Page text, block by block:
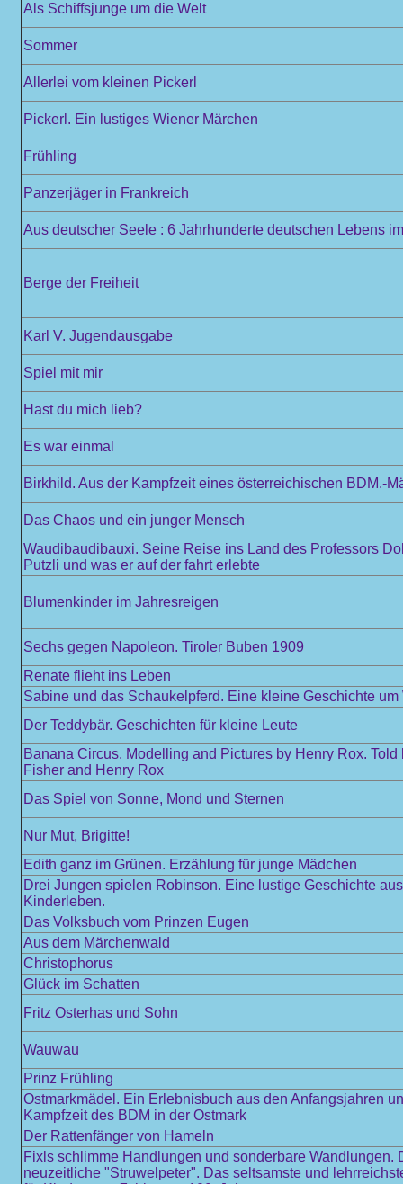
Als Schiffsjunge um die Welt
Sommer
Allerlei vom kleinen Pickerl
Pickerl. Ein lustiges Wiener Märchen
Frühling
Panzerjäger in Frankreich
Aus deutscher Seele : 6 Jahrhunderte deutschen Lebens
Berge der Freiheit
Karl V. Jugendausgabe
Spiel mit mir
Hast du mich lieb?
Es war einmal
Birkhild. Aus der Kampfzeit eines österreichischen BDM.-
Das Chaos und ein junger Mensch
Waudibaudibauxi. Seine Reise ins Land des Professors
Putzli und was er auf der fahrt erlebte
Blumenkinder im Jahresreigen
Sechs gegen Napoleon. Tiroler Buben 1909
Renate flieht ins Leben
Sabine und das Schaukelpferd. Eine kleine Geschichte
Der Teddybär. Geschichten für kleine Leute
Banana Circus. Modelling and Pictures by Henry Rox. Told
Fisher and Henry Rox
Das Spiel von Sonne, Mond und Sternen
Nur Mut, Brigitte!
Edith ganz im Grünen. Erzählung für junge Mädchen
Drei Jungen spielen Robinson. Eine lustige Geschichte
Kinderleben.
Das Volksbuch vom Prinzen Eugen
Aus dem Märchenwald
Christophorus
Glück im Schatten
Fritz Osterhas und Sohn
Wauwau
Prinz Frühling
Ostmarkmädel. Ein Erlebnisbuch aus den Anfangsjahren
Kampfzeit des BDM in der Ostmark
Der Rattenfänger von Hameln
Fixls schlimme Handlungen und sonderbare Wandlungen.
neuzeitliche "Struwelpeter". Das seltsamste und